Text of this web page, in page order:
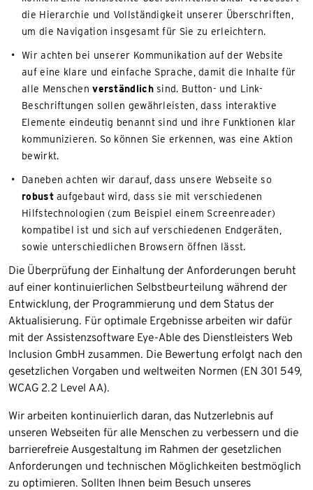
die Hierarchie und Vollständigkeit unserer Überschriften,
um die Navigation insgesamt für Sie zu erleichtern.
Wir achten bei unserer Kommunikation auf der Website
auf eine klare und einfache Sprache, damit die Inhalte für
alle Menschenverständlich sind. Button- und Link-
Beschriftungen sollen gewährleisten, dass interaktive
Elemente eindeutig benannt sind und ihre Funktionen klar
kommunizieren. So können Sie erkennen, was eine Aktion
bewirkt.
Daneben achten wir darauf, dass unsere Webseite so
robustaufgebaut wird, dass sie mit verschiedenen
Hilfstechnologien (zum Beispiel einem Screenreader)
kompatibel ist und sich auf verschiedenen Endgeräten,
sowie unterschiedlichen Browsern öffnen lässt.
Die Überprüfung der Einhaltung der Anforderungen beruht
auf einer kontinuierlichen Selbstbeurteilung während der
Entwicklung, der Programmierung und dem Status der
Aktualisierung. Für optimale Ergebnisse arbeiten wir dafür
mit der Assistenzsoftware Eye-Able des Dienstleisters Web
Inclusion GmbH zusammen. Die Bewertung erfolgt nach den
gesetzlichen Vorgaben und weltweiten Normen (EN 301 549,
WCAG 2.2 Level AA).
Wir arbeiten kontinuierlich daran, das Nutzerlebnis auf
unseren Webseiten für alle Menschen zu verbessern und die
barrierefreie Ausgestaltung im Rahmen der gesetzlichen
Anforderungen und technischen Möglichkeiten bestmöglich
zu optimieren. Sollten Ihnen beim Besuch unseres